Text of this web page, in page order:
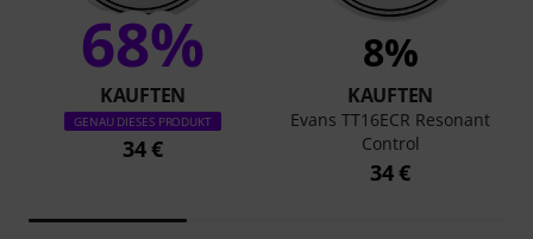
68%
KAUFTEN
GENAU DIESES PRODUKT
34 €
8%
KAUFTEN
Evans TT16ECR Resonant
Control
34 €